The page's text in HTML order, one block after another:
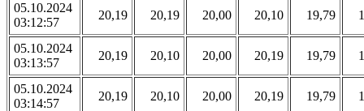
05.10.2024
03:12:57
20,19 20,19 20,00 20,10 19,79
05.10.2024
03:13:57
20,19 20,10 20,00 20,19 19,79
05.10.2024
03:14:57
20,19 20,10 20,00 20,19 19,79